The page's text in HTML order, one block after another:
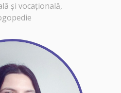
și vocațională,